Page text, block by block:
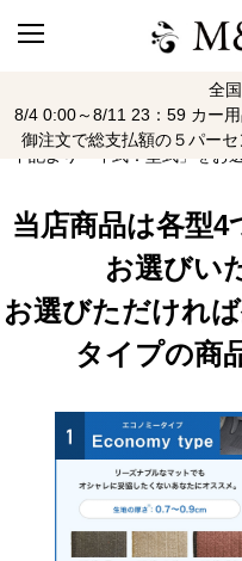
全国
8/4 0:00～8/11 23：59 カー
御注文で総支払額の５パー
モビリオ
下記より「年式：型式」をお
当店商品は各型
お選びい
お選びただけれ
タイプの商